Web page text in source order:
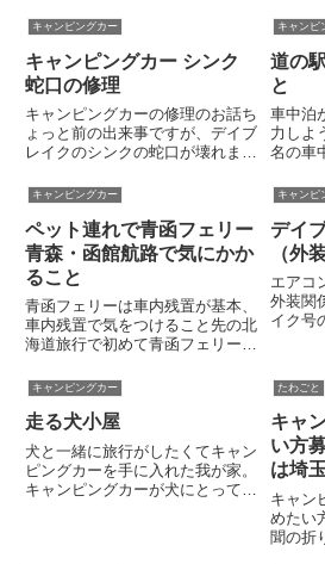
キャンピングカー
キャンピングカー シンク
蛇口の修理
キャンピングカーの修理のお話ち
ょっと前の出来事ですが、デイブ
レイクのシンクの蛇口が壊れまし
ムは水中ポンプ式。70リットル
ター式温水システム用と蛇口用と
２つのポンプが沈んでいます。
ポ...
キャンピ
道の
と
車中泊
力しよ
名の車
ナーを
す。そ
れた
時...
キャンピングカー
ペット連れで青函フェリー
青森・函館航路で気にかか
ること
青函フェリーは車内残置が基本、
車内残置で気をつけること先の北
海道旅行で初めて青函フェリー
詳しい乗船記はすでに記事にして
いますのでこちらを参考にしてく
ださい。今日はペットと一緒に旅
する際のフェリーの使い勝手につ
い...
キャンピ
デイ
（外
エアコ
外装関
イク号
を動か
立型が
レー標
ー...
キャンピングカー
走る犬小屋
犬と一緒に旅行がしたくてキャン
ピングカーを手に入れた我が家。
キャンピングカーが犬にとっても
たわごと
キャ
い方
は埼
キャン
めたい
聞の折